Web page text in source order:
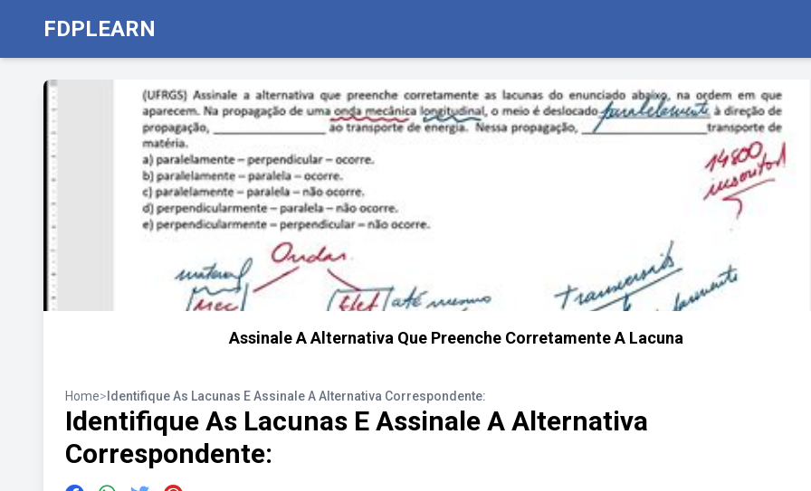
FDPLEARN
Assinale A Alternativa Que Preenche Corretamente A Lacuna
Home> Identifique As Lacunas E Assinale A Alternativa Correspondente:
Identifique As Lacunas E Assinale A Alternativa
Correspondente: